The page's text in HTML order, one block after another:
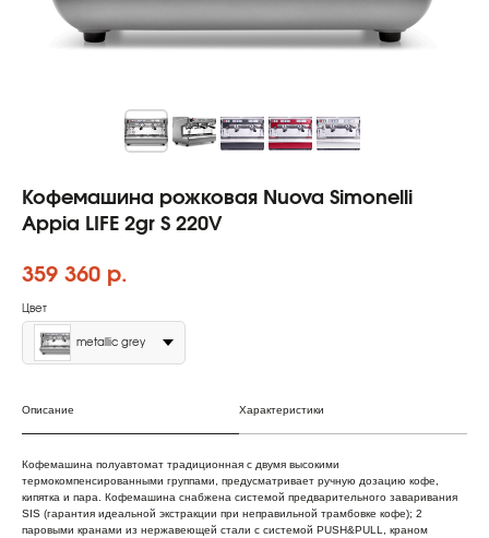
Кофемашина рожковая Nuova Simonelli
Appia LIFE 2gr S 220V
359 360 р.
Цвет
metallic grey
Описание Характеристики
Кофемашина полуавтомат традиционная с двумя высокими
термокомпенсированными группами, предусматривает ручную дозацию кофе,
кипятка и пара. Кофемашина снабжена системой предварительного заваривания
SIS (гарантия идеальной экстракции при неправильной трамбовке кофе); 2
паровыми кранами из нержавеющей стали с системой PUSH&PULL, краном